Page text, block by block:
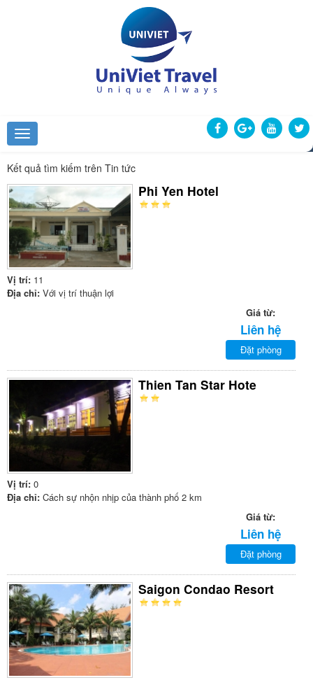
Kết quả tìm kiếm trên Tin tức
Phi Yen Hotel
Vị trí: 11
Địa chỉ: Với vị trí thuận lợi
Giá từ:
Liên hệ
Đặt phòng
Thien Tan Star Hote
Vị trí: 0
Địa chỉ: Cách sự nhộn nhịp của thành phố 2 km
Giá từ:
Liên hệ
Đặt phòng
Saigon Condao Resort